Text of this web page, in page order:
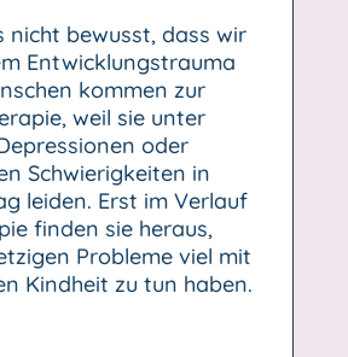
nicht bewusst, dass wir
Entwicklungstrauma
kommen zur
weil sie unter
oder
Schwierigkeiten in
leiden. Erst im Verlauf
finden sie heraus,
Probleme viel mit
Kindheit zu tun haben.